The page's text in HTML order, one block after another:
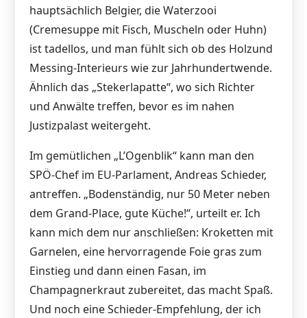
hauptsächlich Belgier, die Waterzooi
(Cremesuppe mit Fisch, Muscheln oder Huhn)
ist tadellos, und man fühlt sich ob des Holzund
Messing-Interieurs wie zur Jahrhundertwende.
Ähnlich das „Stekerlapatte“, wo sich Richter
und Anwälte treffen, bevor es im nahen
Justizpalast weitergeht.
Im gemütlichen „L’Ogenblik“ kann man den
SPÖ-Chef im EU-Parlament, Andreas Schieder,
antreffen. „Bodenständig, nur 50 Meter neben
dem Grand-Place, gute Küche!“, urteilt er. Ich
kann mich dem nur anschließen: Kroketten mit
Garnelen, eine hervorragende Foie gras zum
Einstieg und dann einen Fasan, im
Champagnerkraut zubereitet, das macht Spaß.
Und noch eine Schieder-Empfehlung, der ich